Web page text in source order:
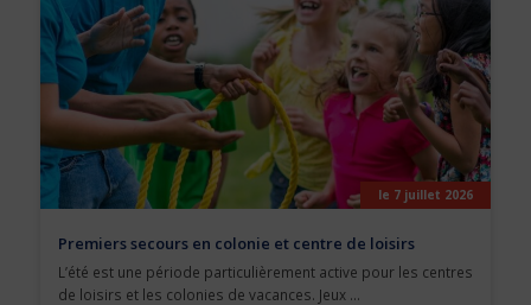
le 7 juillet 2026
Premiers secours en colonie et centre de loisirs
L’été est une période particulièrement active pour les centres
de loisirs et les colonies de vacances. Jeux ...